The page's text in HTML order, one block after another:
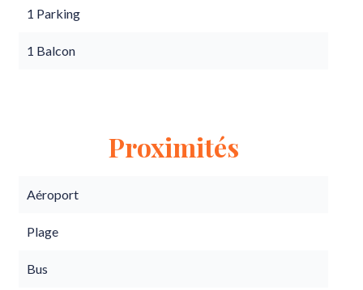
1 Parking
1 Balcon
Proximités
Aéroport
Plage
Bus